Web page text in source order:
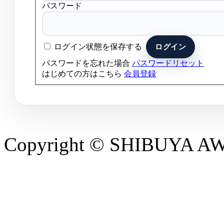
パスワード
ログイン状態を保存する
パスワードを忘れた場合パスワードリセット
はじめての方はこちら会員登録
Copyright © SHIBUYA